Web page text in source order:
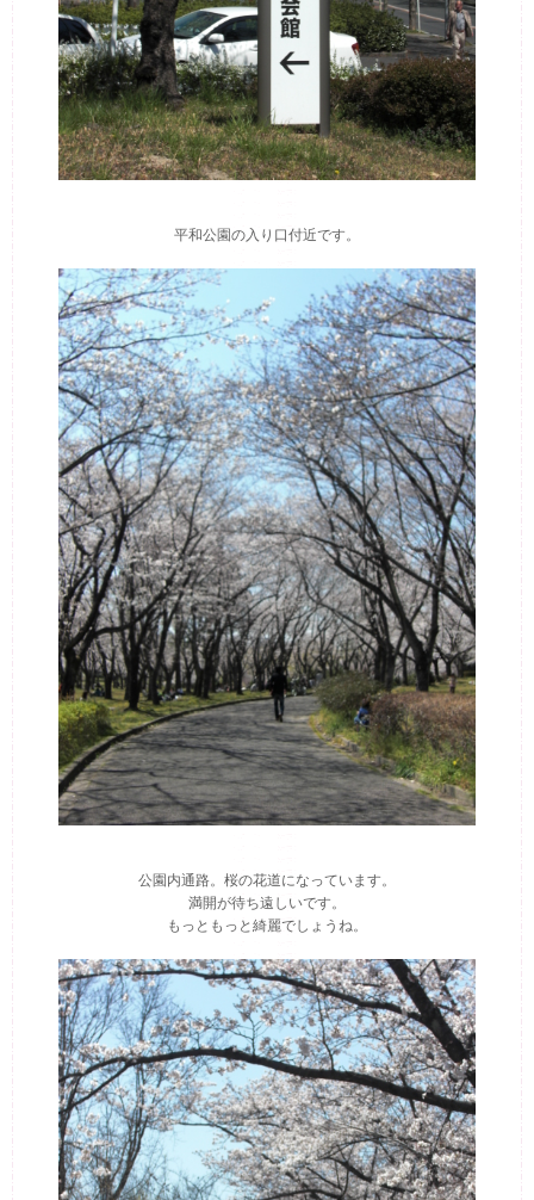
平和公園の入り口付近です。
公園内通路。桜の花道になっています。
満開が待ち遠しいです。
もっともっと綺麗でしょうね。